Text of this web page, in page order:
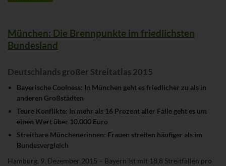
München: Die Brennpunkte im friedlichsten
Bundesland
Deutschlands großer Streitatlas 2015
Bayerische Coolness: In München geht es friedlicher zu als in
anderen Großstädten
Teure Konflikte: In mehr als 16 Prozent aller Fälle geht es um
einen Wert über 10.000 Euro
Streitbare Münchenerinnen: Frauen streiten häufiger als im
Bundesvergleich
Hamburg, 9. Dezember 2015 – Bayern ist mit 18,8 Streitfällen pro